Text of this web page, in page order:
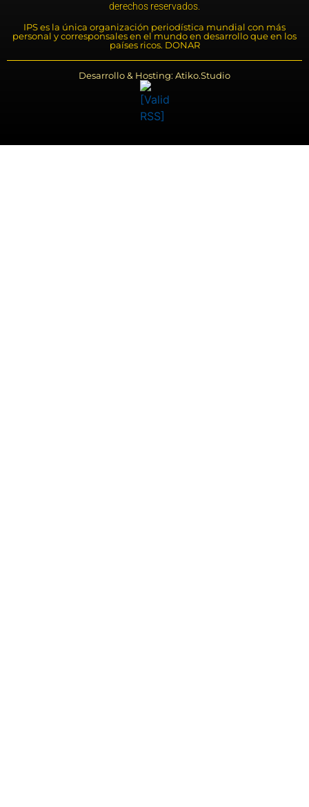
derechos reservados.
IPS es la única organización periodística mundial con más
personal y corresponsales en el mundo en desarrollo que en los
países ricos. DONAR
Desarrollo & Hosting: Atiko.Studio